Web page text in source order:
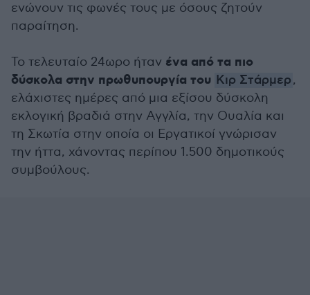
ενώνουν τις φωνές τους με όσους ζητούν
παραίτηση.
Το τελευταίο 24ωρο ήταν ένα από τα πιο
δύσκολα στην πρωθυπουργία του Κιρ Στάρμερ,
ελάχιστες ημέρες από μια εξίσου δύσκολη
εκλογική βραδιά στην Αγγλία, την Ουαλία και
τη Σκωτία στην οποία οι Εργατικοί γνώρισαν
την ήττα, χάνοντας περίπου 1.500 δημοτικούς
συμβούλους.